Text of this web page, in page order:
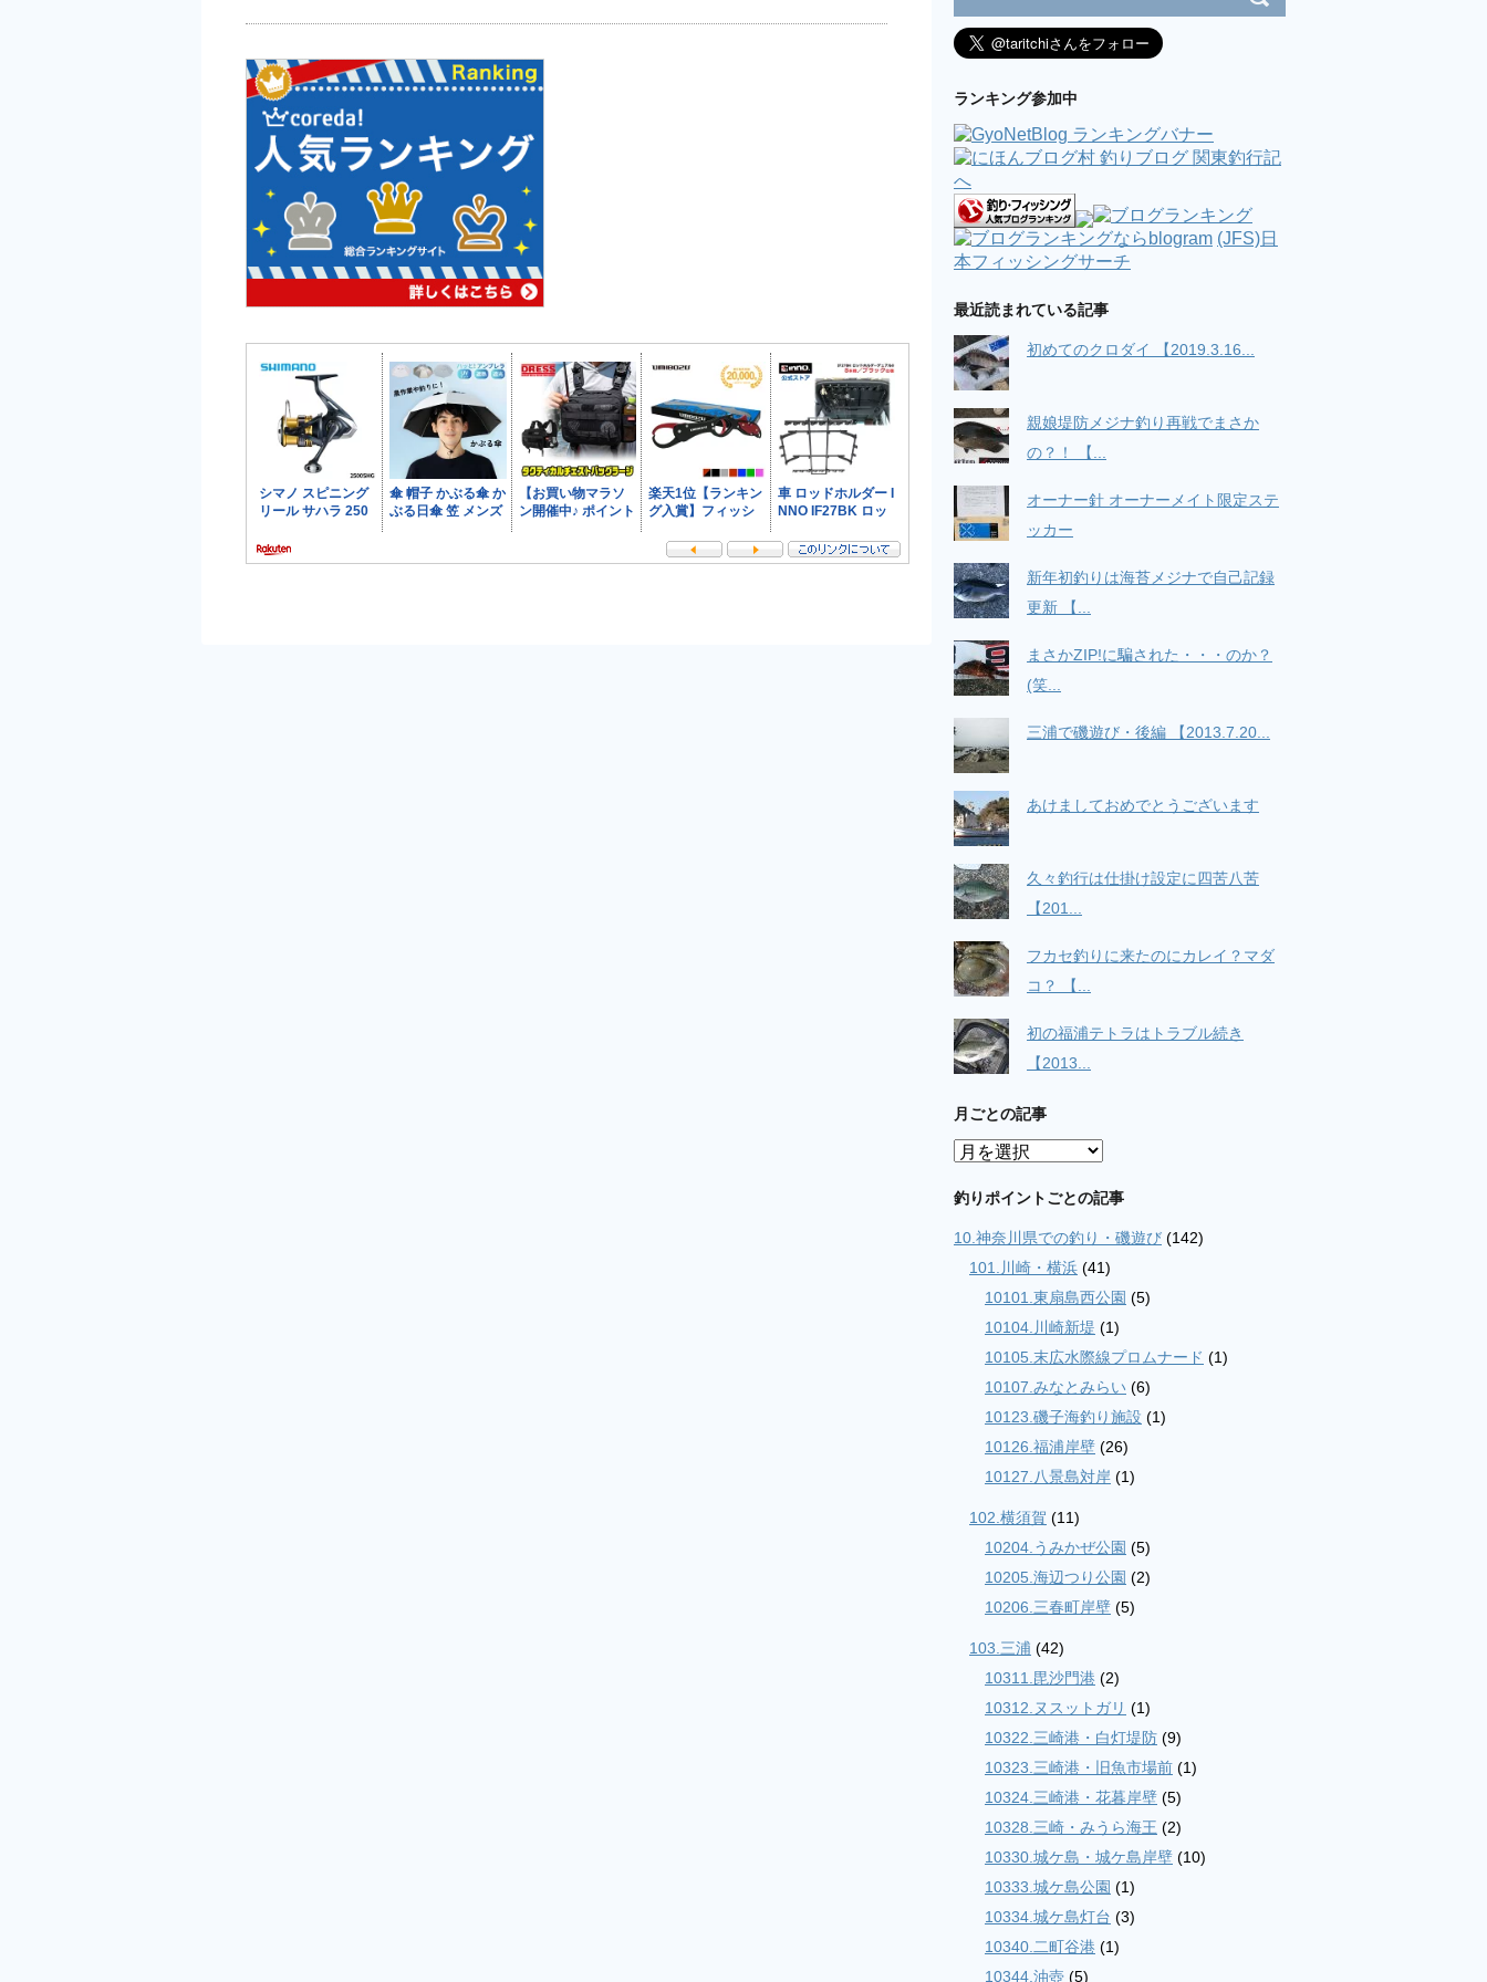
ランキング参加中
(JFS)日
本フィッシングサーチ
最近読まれている記事
初めてのクロダイ 【2019.3.16...
親娘堤防メジナ釣り再戦でまさか
の？！ 【...
オーナー針 オーナーメイト限定ステ
ッカー
新年初釣りは海苔メジナで自己記録
更新 【...
まさかZIP!に騙された・・・のか？
(笑...
三浦で磯遊び・後編 【2013.7.20...
あけましておめでとうございます
久々釣行は仕掛け設定に四苦八苦
【201...
フカセ釣りに来たのにカレイ？マダ
コ？ 【...
初の福浦テトラはトラブル続き
【2013...
月ごとの記事
月
と
記
釣りポイントごとの記事
10.神奈川県での釣り・磯遊び (142)
101.川崎・横浜 (41)
10101.東扇島西公園 (5)
10104.川崎新堤 (1)
10105.末広水際線プロムナード (1)
10107.みなとみらい (6)
10123.磯子海釣り施設 (1)
10126.福浦岸壁 (26)
10127.八景島対岸 (1)
102.横須賀 (11)
10204.うみかぜ公園 (5)
10205.海辺つり公園 (2)
10206.三春町岸壁 (5)
103.三浦 (42)
10311.毘沙門港 (2)
10312.ヌスットガリ (1)
10322.三崎港・白灯堤防 (9)
10323.三崎港・旧魚市場前 (1)
10324.三崎港・花暮岸壁 (5)
10328.三崎・みうら海王 (2)
10330.城ケ島・城ケ島岸壁 (10)
10333.城ケ島公園 (1)
10334.城ケ島灯台 (3)
10340.二町谷港 (1)
10344.油壺 (5)